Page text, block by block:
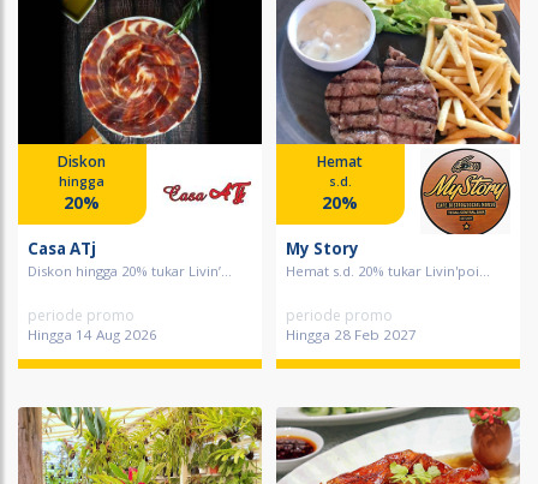
Diskon
hingga
20%
Casa ATj
Diskon hingga 20% tukar Livin’...
periode promo
Hingga 14 Aug 2026
Hemat
s.d.
20%
My Story
Hemat s.d. 20% tukar Livin'poi...
periode promo
Hingga 28 Feb 2027